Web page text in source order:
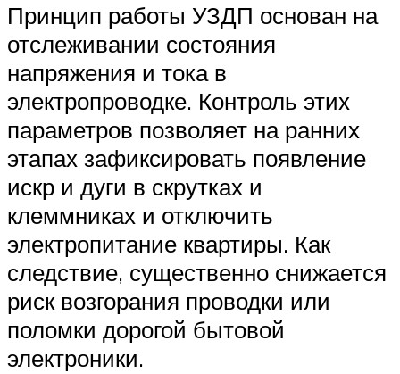
Принцип работы УЗДП основан на
отслеживании состояния
напряжения и тока в
электропроводке. Контроль этих
параметров позволяет на ранних
этапах зафиксировать появление
искр и дуги в скрутках и
клеммниках и отключить
электропитание квартиры. Как
следствие, существенно снижается
риск возгорания проводки или
поломки дорогой бытовой
электроники.